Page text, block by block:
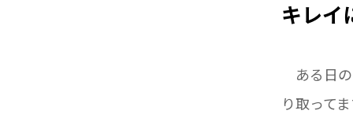
キレ
ある日
り取って